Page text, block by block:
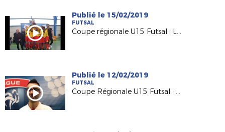
Publié le 15/02/2019
FUTSAL
Coupe régionale U15 Futsal : Le Mans remporte le trophée !
Publié le 12/02/2019
FUTSAL
Coupe Régionale U15 Futsal : une première édition réussie !